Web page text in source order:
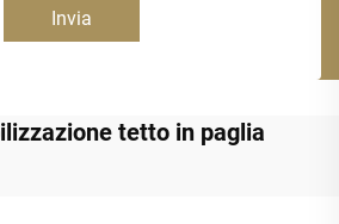
Invia
tetto in paglia